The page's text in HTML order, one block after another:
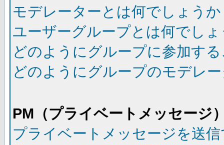
モデレーターとは何でしょうか
ユーザーグループとは何でし
どのようにグループに参加す
どのようにグループのモデレ
PM（プライベートメッセージ
プライベートメッセージを送